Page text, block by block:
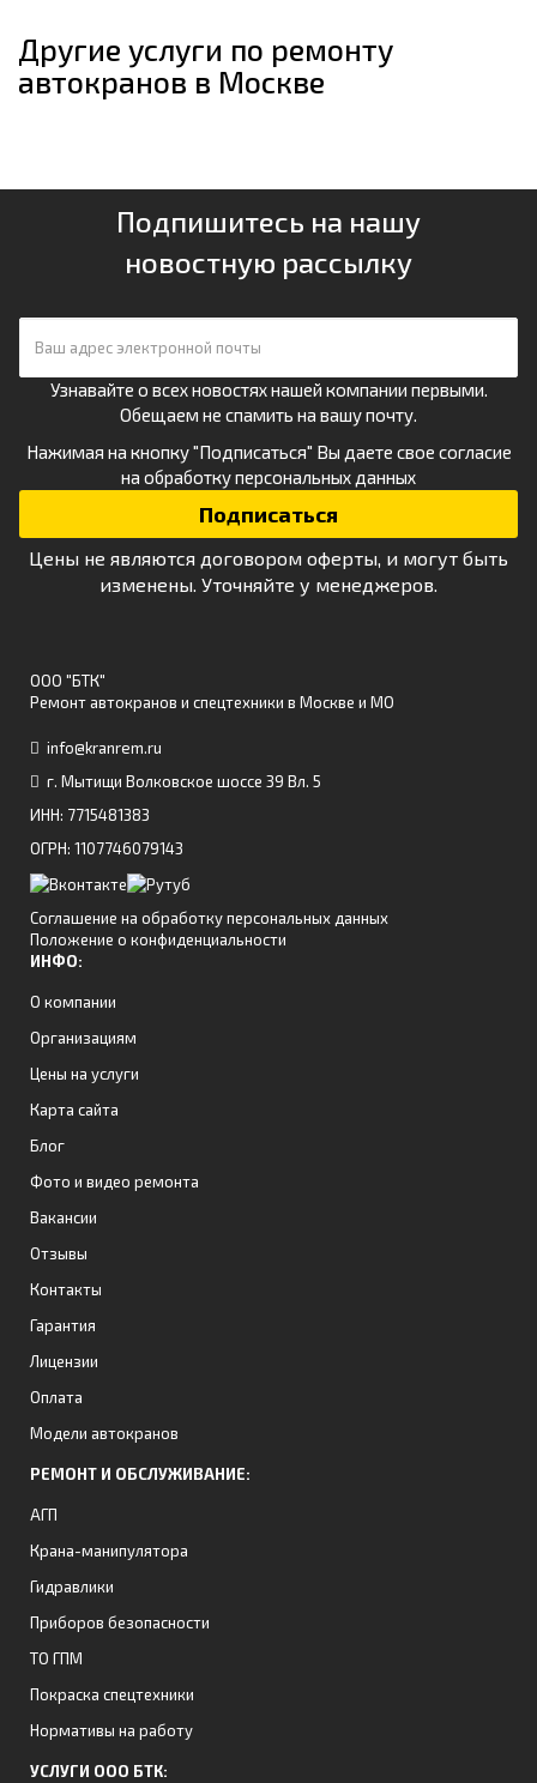
Другие услуги по ремонту
автокранов в Москве
Подпишитесь на нашу
новостную рассылку
Узнавайте о всех новостях нашей компании первыми.
Обещаем не спамить на вашу почту.
Нажимая на кнопку "Подписаться" Вы даете свое согласие
на обработку персональных данных
Цены не являются договором оферты, и могут быть
изменены. Уточняйте у менеджеров.
ООО "БТК"
Ремонт автокранов и спецтехники в Москве и МО
info@kranrem.ru
г. Мытищи Волковское шоссе 39 Вл. 5
ИНН: 7715481383
ОГРН: 1107746079143
Соглашение на обработку персональных данных
Положение о конфиденциальности
ИНФО:
О компании
Организациям
Цены на услуги
Карта сайта
Блог
Фото и видео ремонта
Вакансии
Отзывы
Контакты
Гарантия
Лицензии
Оплата
Модели автокранов
РЕМОНТ И ОБСЛУЖИВАНИЕ:
АГП
Крана-манипулятора
Гидравлики
Приборов безопасности
ТО ГПМ
Покраска спецтехники
Нормативы на работу
УСЛУГИ ООО БТК: